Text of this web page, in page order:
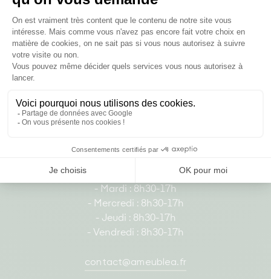
178 rue d'Alger, Roubaix, Hauts-de-France
France
03 20 37 87 66
- Mardi : 8h30-17h
- Mercredi : 8h30-17h
- Jeudi : 8h30-17h
- Vendredi : 8h30-17h
contact@ameublea.fr